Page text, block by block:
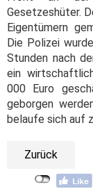
Gesetzeshüter.
Eigentümern
Die Polizei
Stunden nach
ein
000 Euro
geborgen
belaufe sich auf
Zurück